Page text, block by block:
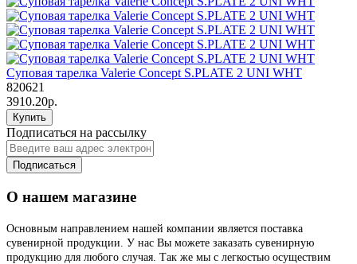
Суповая тарелка Valerie Concept S.PLATE 2 UNI WHT
820621
3910.20р.
Купить
Подписаться на рассылку
Подписаться
О нашем магазине
Основным направлением нашей компании является поставка
сувенирной продукции. У нас Вы можете заказать сувенирную
продукцию для любого случая. Так же мы с легкостью осуществим